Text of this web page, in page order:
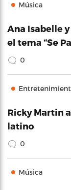
Música
Ana Isabelle
el tema “Se
0
Ricky Martin
latino
0
Música